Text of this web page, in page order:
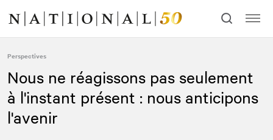
contenu
navigation
Perspectives
Nous ne réagissons pas seulement
à l'instant présent : nous anticipons
l'avenir